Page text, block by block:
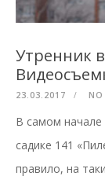
Утренник
23.03.2017 NO
В самом начале
садике 141
правило, на